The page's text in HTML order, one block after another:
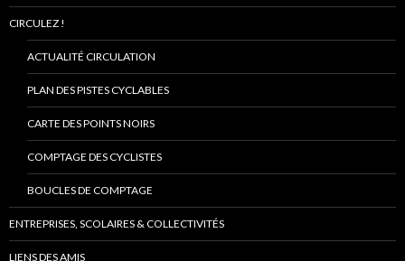
CIRCULEZ !
ACTUALITÉ CIRCULATION
PLAN DES PISTES CYCLABLES
CARTE DES POINTS NOIRS
COMPTAGE DES CYCLISTES
BOUCLES DE COMPTAGE
ENTREPRISES, SCOLAIRES & COLLECTIVITÉS
LIENS DES AMIS